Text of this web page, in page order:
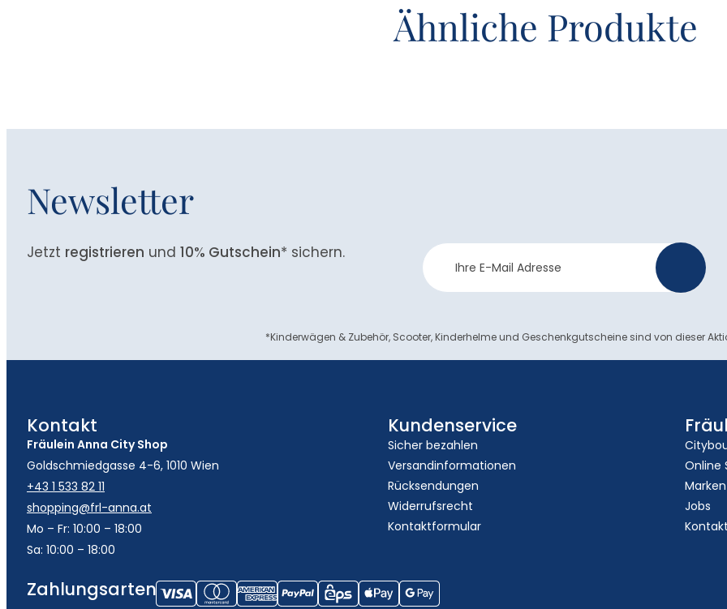
Ähnliche Produkte
Newsletter
Jetzt registrieren und 10% Gutschein* sichern.
Newsletter
Anmeldung
*Kinderwägen & Zubehör, Scooter, Kinderhelme und Geschenkgutscheine sind von dieser
Kontakt
Fräulein Anna City Shop
Goldschmiedgasse 4-6, 1010 Wien
+43 1 533 82 11
shopping@frl-anna.at
Mo – Fr: 10:00 – 18:00
Sa: 10:00 – 18:00
Kundenservice
Sicher bezahlen
Versandinformationen
Rücksendungen
Widerrufsrecht
Kontaktformular
Online
Marken
Jobs
Kontakt
Zahlungsarten